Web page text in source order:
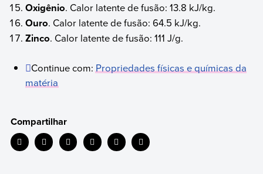
Oxigênio. Calor latente de fusão: 13.8 kJ/kg.
Ouro. Calor latente de fusão: 64.5 kJ/kg.
Zinco. Calor latente de fusão: 111 J/g.
Continue com:Propriedades físicas e químicas da
matéria
Compartilhar